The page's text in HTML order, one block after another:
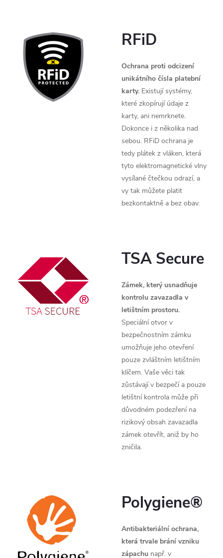
RFiD
Ochrana proti odcizení
unikátního čísla platební
karty. Existují systémy,
které zkopírují údaje z
karty, ani nemrknete.
Dokonce i z několika nad
sebou. RFiD ochrana je
tedy plátek z vláken, která
tyto elektromagnetické vlny
vysílané čtečkou odrazí, a
vy tak můžete platit
bezkontaktně a bez obav.
TSA Secure
Zámek, který usnadňuje
kontrolu zavazadla v
letištním prostoru.
Speciální otvor v
bezpečnostním zámku
umožňuje jeho otevření
pouze zvláštním letištním
klíčem. Vaše věci tak
zůstávají v bezpečí a pouze
letištní kontrola může při
důvodném podezření na
rizikový obsah zavazadla
zámek otevřít, aniž by ho
zničila.
Polygiene®
Antibakteriální ochrana,
která trvale brání vzniku
zápachu např. v